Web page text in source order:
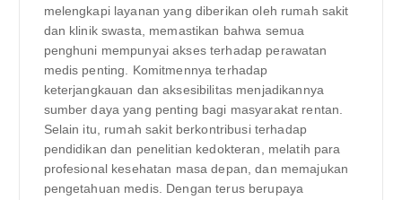
melengkapi layanan yang diberikan oleh rumah sakit
dan klinik swasta, memastikan bahwa semua
penghuni mempunyai akses terhadap perawatan
medis penting. Komitmennya terhadap
keterjangkauan dan aksesibilitas menjadikannya
sumber daya yang penting bagi masyarakat rentan.
Selain itu, rumah sakit berkontribusi terhadap
pendidikan dan penelitian kedokteran, melatih para
profesional kesehatan masa depan, dan memajukan
pengetahuan medis. Dengan terus berupaya